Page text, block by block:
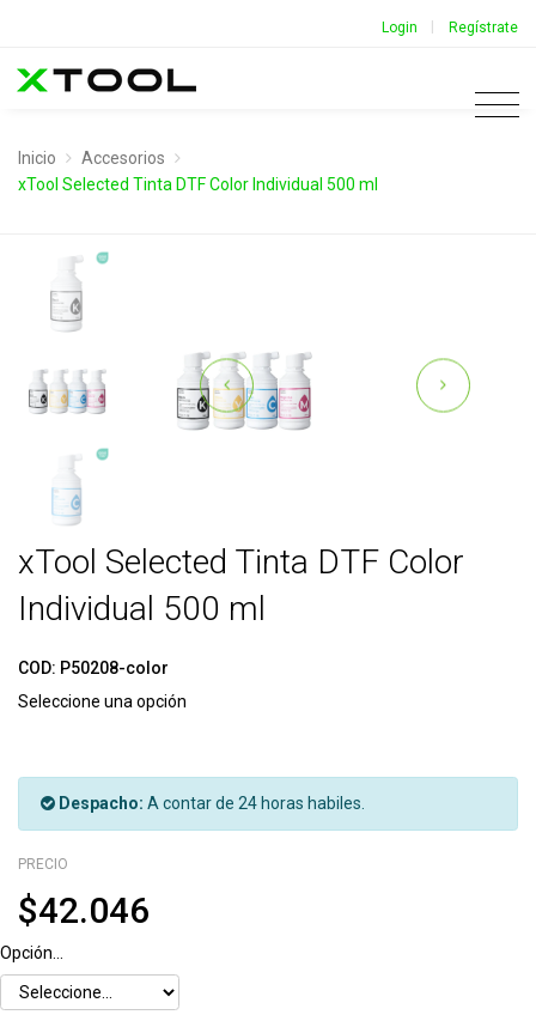
Login | Regístrate
Inicio
Accesorios
xTool Selected Tinta DTF Color Individual 500 ml
xTool Selected Tinta DTF Color
Individual 500 ml
COD: P50208-color
Seleccione una opción
Despacho: A contar de 24 horas habiles.
PRECIO
$42.046
Opción...